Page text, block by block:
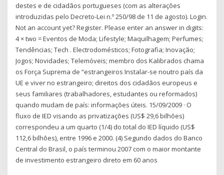
destes e de cidadãos portugueses (com as alterações
introduzidas pelo Decreto-Lei n.º 250/98 de 11 de agosto). Login.
Not an account yet? Register. Please enter an answer in digits:
4 × two = Eventos de Moda; Lifestyle; Maquilhagem; Perfumes;
Tendências; Tech . Electrodomésticos; Fotografia; Inovação;
Jogos; Novidades; Telemóveis; membro dos Kalibrados chama
os Força Suprema de “estrangeiros Instalar-se noutro país da
UE e viver no estrangeiro; direitos dos cidadãos europeus e
seus familiares (trabalhadores, estudantes ou reformados)
quando mudam de país: informações úteis. 15/09/2009 · O
fluxo de IED visando as privatizações (US$ 29,6 bilhões)
correspondeu a um quarto (1/4) do total do IED líquido (US$
112,6 bilhões), entre 1996 e 2000. (4) Segundo dados do Banco
Central do Brasil, o país terminou 2007 com o maior montante
de investimento estrangeiro direto em 60 anos